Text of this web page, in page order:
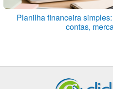
Planilha financeira
contas,